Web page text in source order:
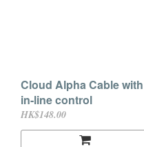
Cloud Alpha Cable with
in-line control
HK$148.00